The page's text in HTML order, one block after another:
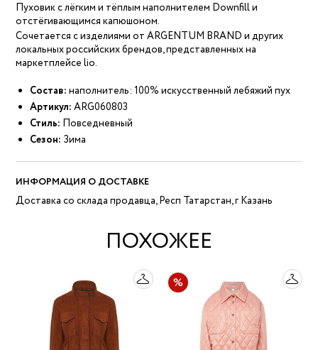
Пуховик с лёгким и тёплым наполнителем Downfill и
отстёгивающимся капюшоном.
Сочетается с изделиями от ARGENTUM BRAND и других
локальных российских брендов, представленных на
маркетплейсе lio.
Состав: наполнитель: 100% искусственный лебяжий пух
Артикул: ARG060803
Стиль: Повседневный
Сезон: Зима
ИНФОРМАЦИЯ О ДОСТАВКЕ
Доставка со склада продавца, Респ Татарстан, г Казань
ПОХОЖЕЕ